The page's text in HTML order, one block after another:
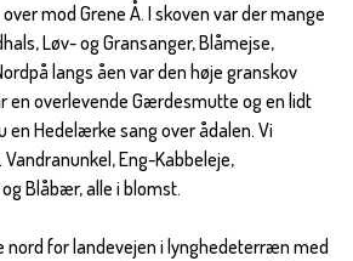
mod Grene Å. I skoven var der mange
Løv- og Gransanger, Blåmejse,
langs åen var den høje granskov
en overlevende Gærdesmutte og en lidt
en Hedelærke sang over ådalen. Vi
Eng-Kabbeleje,
Blåbær, alle i blomst.
nord for landevejen i lynghedeterræn med